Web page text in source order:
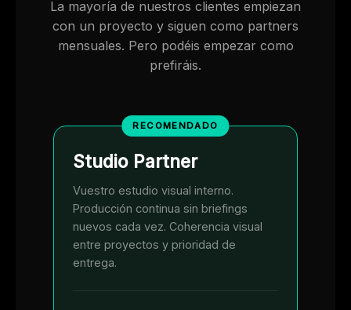
La mayoría de nuestros clientes empiezan
con un proyecto y siguen como partners
mensuales. Pero podéis empezar como
prefiráis.
RECOMENDADO
Studio Partner
Vuestro estudio visual interno.
Producción continua sin briefings
nuevos cada vez. Coherencia visual
entre proyectos y prioridad de
entrega.